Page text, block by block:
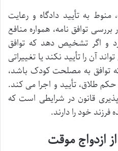
منوط به تأیید دادگاه و رعایت
توافق نامه، همواره منافع
و اگر تشخیص دهد که توافق
آن را تأیید نکند یا تغییراتی
توافق به مصلحت کودک باشد،
طلاق، تأیید و اجرا می کند.
قانون در شرایطی است که
فرزند خود را دارند.
ازدواج موقت